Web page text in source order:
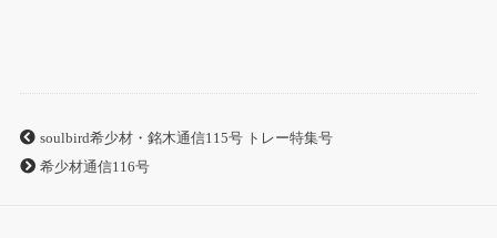
soulbird希少材・銘木通信115号 トレー特集号
希少材通信116号